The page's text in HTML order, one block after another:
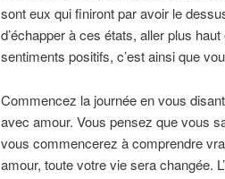
sont eux qui finiront par avoir le
d’échapper à ces états, aller plus
sentiments positifs, c’est ainsi que
Commencez la journée en vous
avec amour. Vous pensez que vous
vous commencerez à comprendre
amour, toute votre vie sera changée.